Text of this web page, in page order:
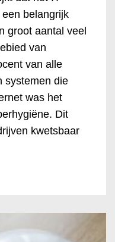
belangrijk
groot aantal veel
van
van alle
systemen die
was het
Dit
kwetsbaar